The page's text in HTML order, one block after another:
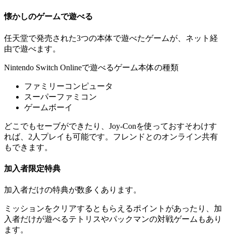
懐かしのゲームで遊べる
任天堂で発売された3つの本体で遊べたゲームが、ネット経
由で遊べます。
Nintendo Switch Onlineで遊べるゲーム本体の種類
ファミリーコンピュータ
スーパーファミコン
ゲームボーイ
どこでもセーブができたり、Joy-Conを使っておすそわけす
れば、2人プレイも可能です。フレンドとのオンライン共有
もできます。
加入者限定特典
加入者だけの特典が数多くあります。
ミッションをクリアするともらえるポイントがあったり、加
入者だけが遊べるテトリスやパックマンの対戦ゲームもあり
ます。